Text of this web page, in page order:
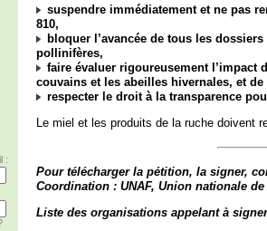
:
suspendre immédiatement et ne pas
810,
bloquer l’avancée de tous les
pollinifères,
faire évaluer rigoureusement l’impact
couvains et les abeilles hivernales, et
respecter le droit à la transparence
Le miel et les produits de la ruche doivent
Pour télécharger la pétition, la signer,
Coordination : UNAF, Union nationale
Liste des organisations appelant à